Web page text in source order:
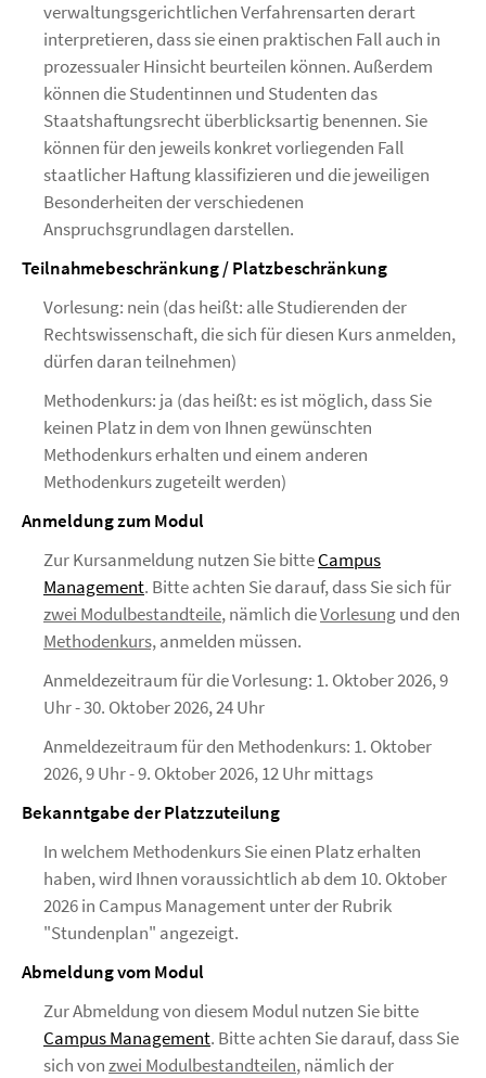
verwaltungsgerichtlichen Verfahrensarten derart
interpretieren, dass sie einen praktischen Fall auch in
prozessualer Hinsicht beurteilen können. Außerdem
können die Studentinnen und Studenten das
Staatshaftungsrecht überblicksartig benennen. Sie
können für den jeweils konkret vorliegenden Fall
staatlicher Haftung klassifizieren und die jeweiligen
Besonderheiten der verschiedenen
Anspruchsgrundlagen darstellen.
Teilnahmebeschränkung / Platzbeschränkung
Vorlesung: nein (das heißt: alle Studierenden der
Rechtswissenschaft, die sich für diesen Kurs anmelden,
dürfen daran teilnehmen)
Methodenkurs: ja (das heißt: es ist möglich, dass Sie
keinen Platz in dem von Ihnen gewünschten
Methodenkurs erhalten und einem anderen
Methodenkurs zugeteilt werden)
Anmeldung zum Modul
Zur Kursanmeldung nutzen Sie bitteCampus
Management. Bitte achten Sie darauf, dass Sie sich für
zwei Modulbestandteile, nämlich dieVorlesungund den
Methodenkurs,anmelden müssen.
Anmeldezeitraum für die Vorlesung: 1. Oktober 2026, 9
Uhr - 30. Oktober 2026, 24 Uhr
Anmeldezeitraum für den Methodenkurs: 1. Oktober
2026, 9 Uhr - 9. Oktober 2026, 12 Uhr mittags
Bekanntgabe der Platzzuteilung
In welchem Methodenkurs Sie einen Platz erhalten
haben, wird Ihnen voraussichtlich ab dem 10. Oktober
2026 in Campus Management unter der Rubrik
"Stundenplan" angezeigt.
Abmeldung vom Modul
Zur Abmeldung von diesem Modul nutzen Sie bitte
Campus Management. Bitte achten Sie darauf, dass Sie
sich vonzwei Modulbestandteilen, nämlich der